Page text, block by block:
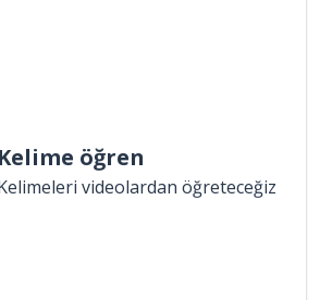
Kelime öğren
videolardan öğreteceğiz